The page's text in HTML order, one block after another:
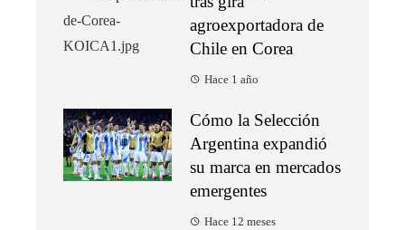
agroexportadora de
Chile en Corea
Hace 1 año
Cómo la Selección
Argentina expandió
su marca en mercados
emergentes
Hace 12 meses